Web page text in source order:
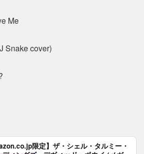
Me
Snake cover)
限定】ザ・シェル・タルミー・